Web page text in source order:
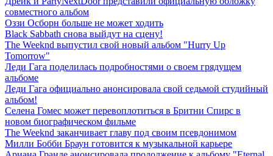
совместного альбом
Оззи Осборн больше не может ходить
Black Sabbath снова выйдут на сцену!
The Weeknd выпустил свой новый альбом "Hurry Up
Tomorrow"
Леди Гага поделилась подробностями о своем грядущем
альбоме
Леди Гага официально анонсировала свой седьмой студийный
альбом!
Селена Гомес может перевоплотиться в Бритни Спирс в
новом биографическом фильме
The Weeknd заканчивает главу под своим псевдонимом
Милли Бобби Браун готовится к музыкальной карьере